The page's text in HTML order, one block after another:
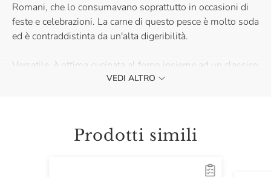
Romani, che lo consumavano soprattutto in occasioni di
feste e celebrazioni. La carne di questo pesce è molto soda
ed è contraddistinta da un'alta digeribilità.
Versatile, è ottima cucinata al forno insieme ad un classico
VEDI ALTRO
Prodotti simili